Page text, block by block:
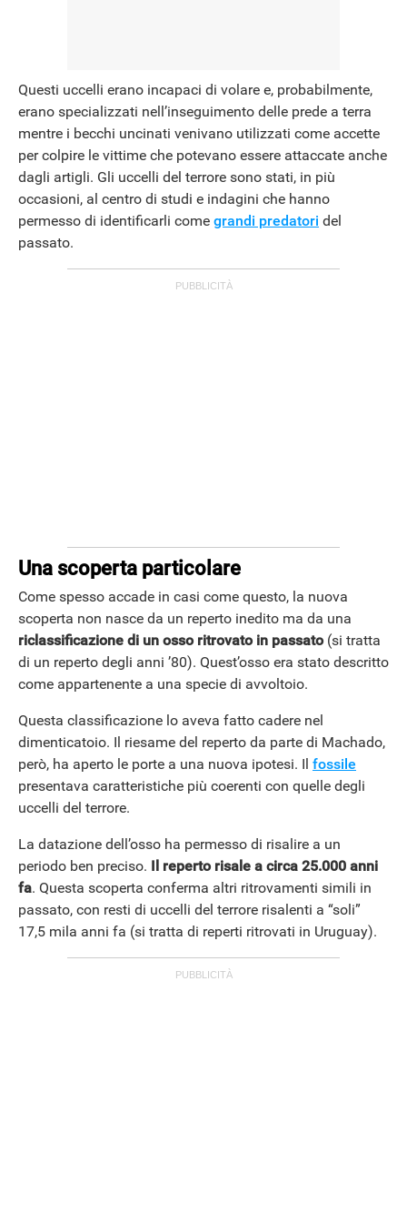
ANDROID
Questi uccelli erano incapaci di volare e, probabilmente,
erano specializzati nell’inseguimento delle prede a terra
mentre i becchi uncinati venivano utilizzati come accette
per colpire le vittime che potevano essere attaccate anche
dagli artigli. Gli uccelli del terrore sono stati, in più
occasioni, al centro di studi e indagini che hanno
permesso di identificarli come grandi predatori del
passato.
Una scoperta particolare
Come spesso accade in casi come questo, la nuova
scoperta non nasce da un reperto inedito ma da una
riclassificazione di un osso ritrovato in passato(si tratta
di un reperto degli anni ’80). Quest’osso era stato descritto
come appartenente a una specie di avvoltoio.
Questa classificazione lo aveva fatto cadere nel
dimenticatoio. Il riesame del reperto da parte di Machado,
però, ha aperto le porte a una nuova ipotesi. Il fossile
presentava caratteristiche più coerenti con quelle degli
uccelli del terrore.
La datazione dell’osso ha permesso di risalire a un
periodo ben preciso. Il reperto risale a circa 25.000 anni
fa. Questa scoperta conferma altri ritrovamenti simili in
passato, con resti di uccelli del terrore risalenti a “soli”
17,5 mila anni fa (si tratta di reperti ritrovati in Uruguay).